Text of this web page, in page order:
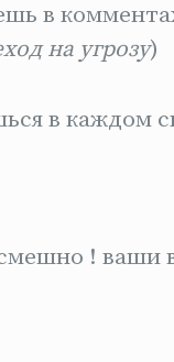
в
на угрозу)
в каждом
! ваши